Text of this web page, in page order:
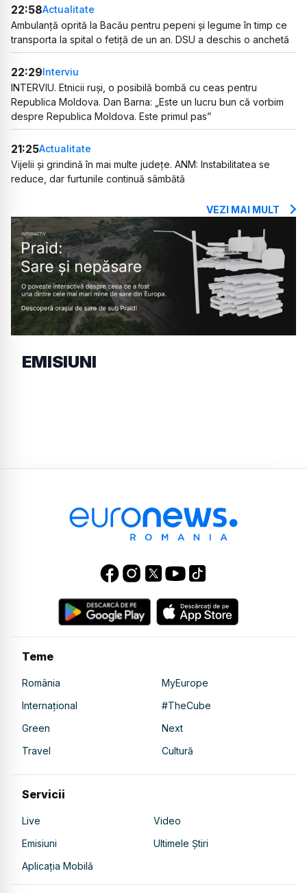
22:58Actualitate
Ambulanță oprită la Bacău pentru pepeni și legume în timp ce
transporta la spital o fetiță de un an. DSU a deschis o anchetă
22:29Interviu
INTERVIU. Etnicii ruși, o posibilă bombă cu ceas pentru
Republica Moldova. Dan Barna: „Este un lucru bun că vorbim
despre Republica Moldova. Este primul pas”
21:25Actualitate
Vijelii și grindină în mai multe județe. ANM: Instabilitatea se
reduce, dar furtunile continuă sâmbătă
VEZI MAI MULT
EMISIUNI
Teme
România
MyEurope
Internațional
#TheCube
Green
Next
Travel
Cultură
Servicii
Live
Video
Emisiuni
Ultimele Știri
Aplicația Mobilă